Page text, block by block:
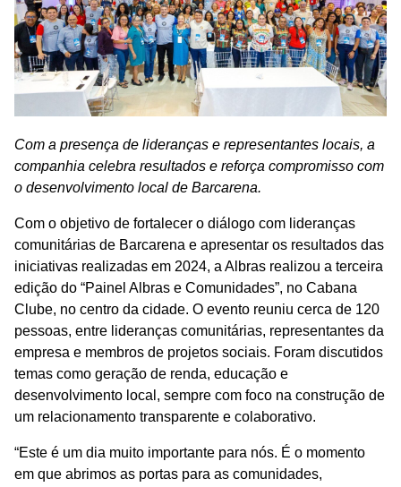
Com a presença de lideranças e representantes locais, a
companhia celebra resultados e reforça compromisso com
o desenvolvimento local de Barcarena.
Com o objetivo de fortalecer o diálogo com lideranças
comunitárias de Barcarena e apresentar os resultados das
iniciativas realizadas em 2024, a Albras realizou a terceira
edição do “Painel Albras e Comunidades”, no Cabana
Clube, no centro da cidade. O evento reuniu cerca de 120
pessoas, entre lideranças comunitárias, representantes da
empresa e membros de projetos sociais. Foram discutidos
temas como geração de renda, educação e
desenvolvimento local, sempre com foco na construção de
um relacionamento transparente e colaborativo.
“Este é um dia muito importante para nós. É o momento
em que abrimos as portas para as comunidades,